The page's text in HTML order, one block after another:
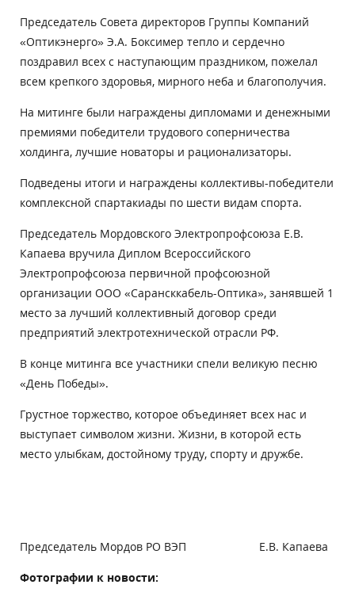
Председатель Совета директоров Группы Компаний
«Оптикэнерго» Э.А. Боксимер тепло и сердечно
поздравил всех с наступающим праздником, пожелал
всем крепкого здоровья, мирного неба и благополучия.
На митинге были награждены дипломами и денежными
премиями победители трудового соперничества
холдинга, лучшие новаторы и рационализаторы.
Подведены итоги и награждены коллективы-победители
комплексной спартакиады по шести видам спорта.
Председатель Мордовского Электропрофсоюза Е.В.
Капаева вручила Диплом Всероссийского
Электропрофсоюза первичной профсоюзной
организации ООО «Сарансккабель-Оптика», занявшей 1
место за лучший коллективный договор среди
предприятий электротехнической отрасли РФ.
В конце митинга все участники спели великую песню
«День Победы».
Грустное торжество, которое объединяет всех нас и
выступает символом жизни. Жизни, в которой есть
место улыбкам, достойному труду, спорту и дружбе.
Председатель Мордов РО ВЭП Е.В. Капаева
Фотографии к новости: